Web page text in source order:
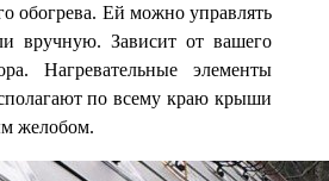
обогрева. Ей можно управлять
вручную. Зависит от вашего
Нагревательные элементы
по всему краю крыши
желобом.